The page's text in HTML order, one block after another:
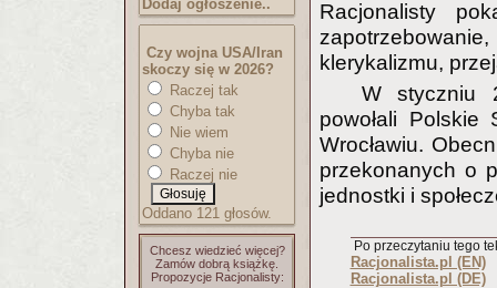
Dodaj ogłoszenie..
Czy wojna USA/Iran
skoczy się w 2026?
Raczej tak
Chyba tak
Nie wiem
Chyba nie
Raczej nie
Oddano 121 głosów.
Chcesz wiedzieć więcej?
Zamów dobrą książkę.
Propozycje Racjonalisty:
Racjonalisty
klerykalizmu,
W styczniu
powołali Polskie
Wrocławiu.
przekonanych o
jednostki i
Po przeczytaniu tego
Racjonalista.pl (EN)
Racjonalista.pl (DE)